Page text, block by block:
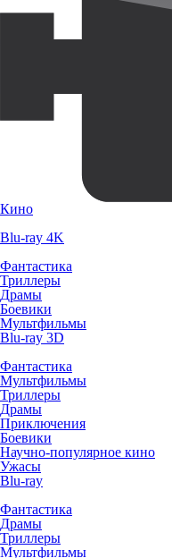
Кино
Blu-ray 4K
Фантастика
Триллеры
Драмы
Боевики
Мультфильмы
Blu-ray 3D
Фантастика
Мультфильмы
Триллеры
Драмы
Приключения
Боевики
Научно-популярное кино
Ужасы
Blu-ray
Фантастика
Драмы
Триллеры
Мультфильмы